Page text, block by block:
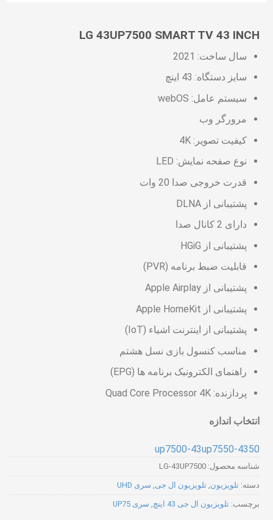
LG 43UP7500 SMART TV 43 INCH
سال ساخت: 2021
سایز دستگاه: 43 اینچ
سیستم عامل: webOS
مرورگر وب
کیفیت تصویر: 4K
نوع صفحه نمایش: LED
قدرت خروجی صدا 20 وات
پشتیبانی از DLNA
دارای 2 کانال صدا
پشتیبانی از HGiG
قابلیت ضبط برنامه (PVR)
پشتیبانی از Apple Airplay
پشتیبانی از Apple HomeKit
پشتیبانی از اینترنت اشیاء (IoT)
مناسب کنسول بازی نسل هشتم
راهنمای الکترونیک برنامه ها (EPG)
پردازنده: Quad Core Processor 4K
انتخاب اندازه
50
43-up7550
43-up7500
شناسه محصول: LG-43UP7500
دسته: تلویزیون تلویزیون ال جی سری UHD
برچسب: تلویزیون ال جی 43 اینچ سری UP75